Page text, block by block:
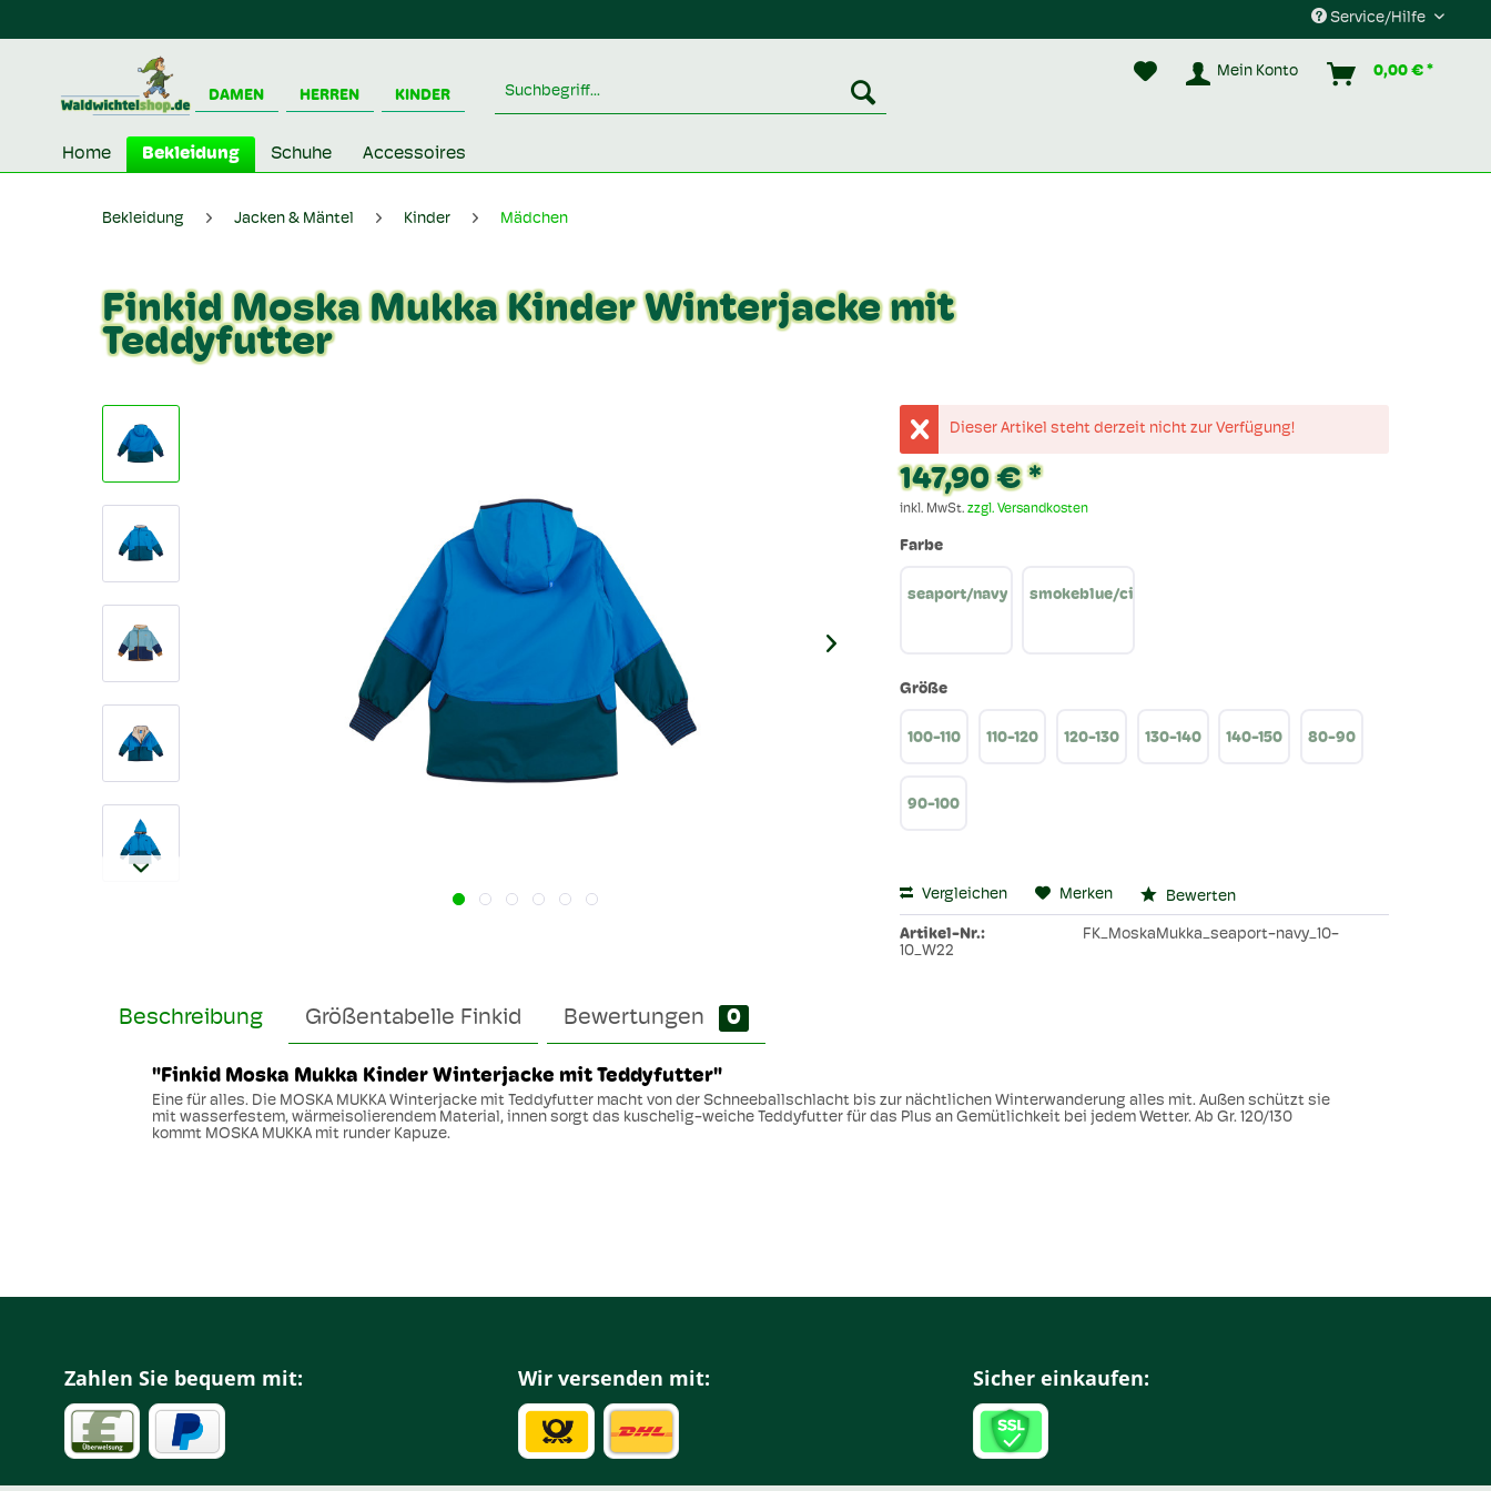
Service/Hilfe
DAMEN HERREN KINDER
Mein Konto 0,00 € *
Home Bekleidung Schuhe Accessoires
Bekleidung Jacken & Mäntel Kinder Mädchen
Finkid Moska Mukka Kinder Winterjacke mit
Teddyfutter
Dieser Artikel steht derzeit nicht zur Verfügung!
147,90 € *
inkl. MwSt.zzgl. Versandkosten
Farbe
seaport/navy smokeblue/cinnamon
Größe
100-110 110-120 120-130 130-140 140-150 80-90
90-100
Vergleichen Merken Bewerten
Artikel-Nr.:
FK_MoskaMukka_seaport-navy_10-
10_W22
Beschreibung Größentabelle Finkid Bewertungen 0
"Finkid Moska Mukka Kinder Winterjacke mit Teddyfutter"
Eine für alles. Die MOSKA MUKKA Winterjacke mit Teddyfutter macht von der Schneeballschlacht bis zur nächtlichen Winterwanderung alles mit. Außen schützt sie
mit wasserfestem, wärmeisolierendem Material, innen sorgt das kuschelig-weiche Teddyfutter für das Plus an Gemütlichkeit bei jedem Wetter. Ab Gr. 120/130
kommt MOSKA MUKKA mit runder Kapuze.
Zahlen Sie bequem mit: Wir versenden mit: Sicher einkaufen: